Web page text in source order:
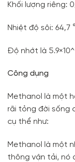
Khối lượng riêng:
Nhiệt độ sôi: 64,7
Độ nhớt là
Công dụng
Methanol là một
rãi tỏng đời sống
cụ thể như:
Methanol là một
thông vận tải, nó